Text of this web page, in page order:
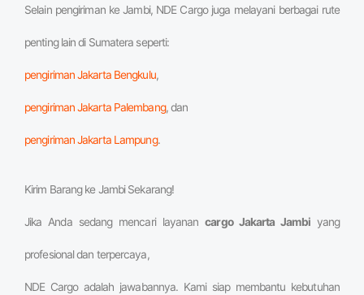
Selain pengiriman ke Jambi, NDE Cargo juga melayani berbagai rute
penting lain di Sumatera seperti:
pengiriman Jakarta Bengkulu,
pengiriman Jakarta Palembang, dan
pengiriman Jakarta Lampung.
Kirim Barang ke Jambi Sekarang!
Jika Anda sedang mencari layanancargo Jakarta Jambiyang
profesional dan terpercaya,
NDE Cargo adalah jawabannya. Kami siap membantu kebutuhan